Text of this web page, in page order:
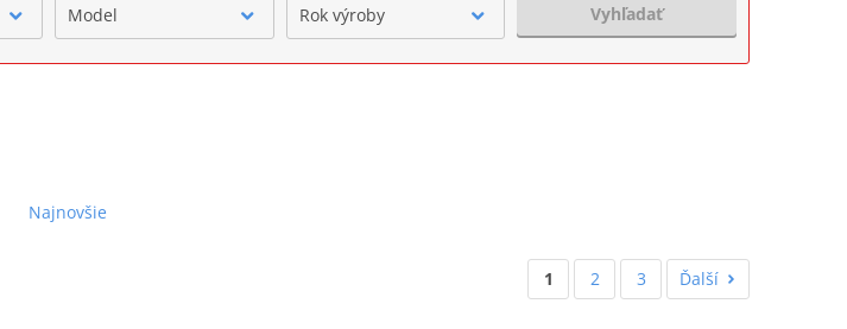
Model Rok výroby Vyhľadať
Najnovšie
1 2 3 Ďalší